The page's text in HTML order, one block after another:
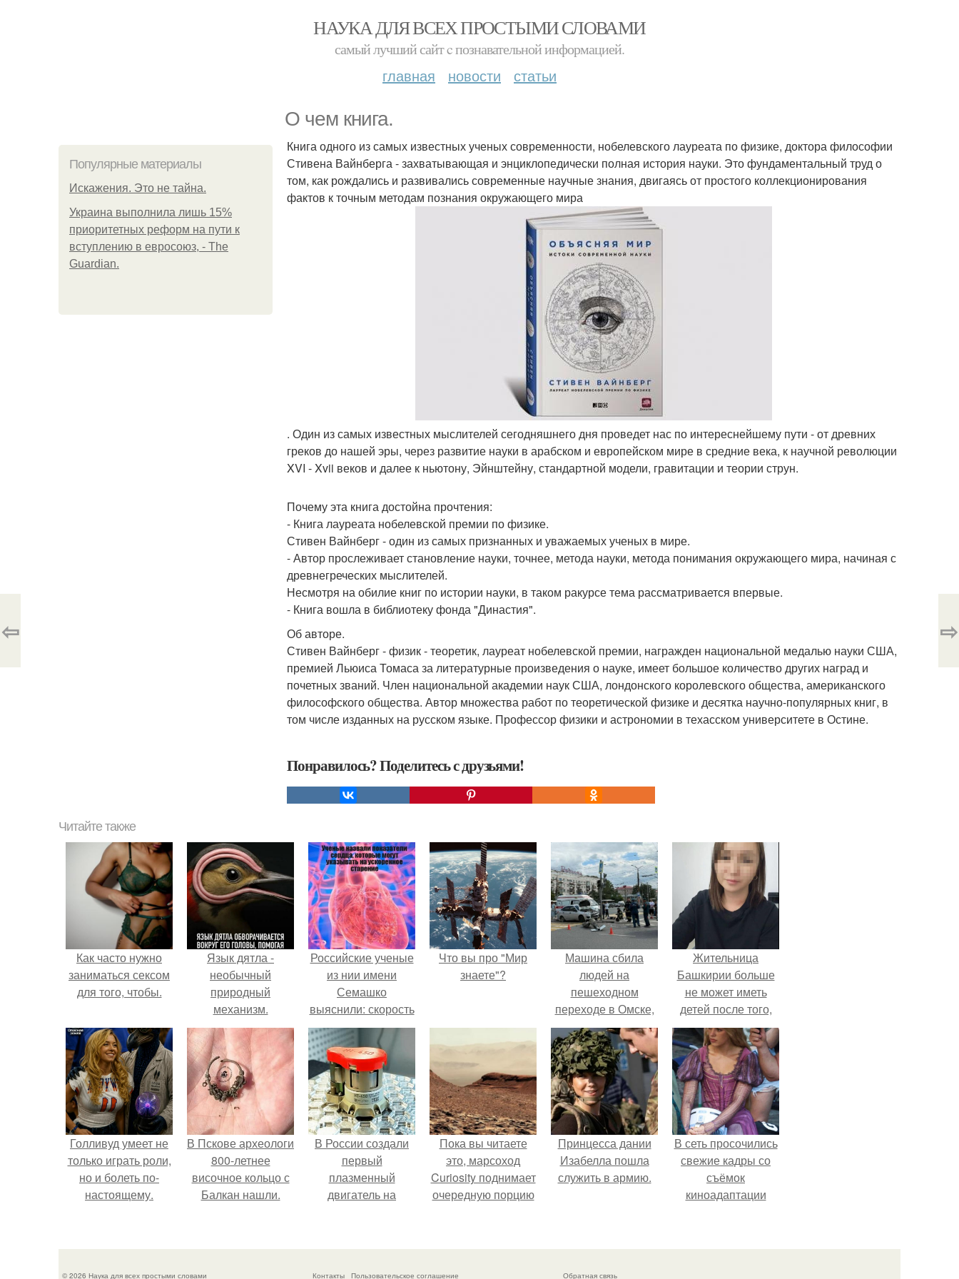
НАУКА ДЛЯ ВСЕХ ПРОСТЫМИ СЛОВАМИ
самый лучший сайт c познавательной информацией.
главная новости статьи
О чем книга.
Популярные материалы
Искажения. Это не тайна.
Украина выполнила лишь 15%
приоритетных реформ на пути к
вступлению в евросоюз, - The
Guardian.
Книга одного из самых известных ученых современности, нобелевского лауреата по физике, доктора философии
Стивена Вайнберга - захватывающая и энциклопедически полная история науки. Это фундаментальный труд о
том, как рождались и развивались современные научные знания, двигаясь от простого коллекционирования
фактов к точным методам познания окружающего мира
. Один из самых известных мыслителей сегодняшнего дня проведет нас по интереснейшему пути - от древних
греков до нашей эры, через развитие науки в арабском и европейском мире в средние века, к научной революции
XVI - Xvii веков и далее к ньютону, Эйнштейну, стандартной модели, гравитации и теории струн.
Почему эта книга достойна прочтения:
- Книга лауреата нобелевской премии по физике.
Стивен Вайнберг - один из самых признанных и уважаемых ученых в мире.
- Автор прослеживает становление науки, точнее, метода науки, метода понимания окружающего мира, начиная с
древнегреческих мыслителей.
Несмотря на обилие книг по истории науки, в таком ракурсе тема рассматривается впервые.
- Книга вошла в библиотеку фонда "Династия".
Об авторе.
Стивен Вайнберг - физик - теоретик, лауреат нобелевской премии, награжден национальной медалью науки США,
премией Льюиса Томаса за литературные произведения о науке, имеет большое количество других наград и
почетных званий. Член национальной академии наук США, лондонского королевского общества, американского
философского общества. Автор множества работ по теоретической физике и десятка научно-популярных книг, в
том числе изданных на русском языке. Профессор физики и астрономии в техасском университете в Остине.
Понравилось? Поделитесь с друзьями!
⇦ ⇨
Читайте также
Как часто нужно
заниматься сексом
для того, чтобы.
Язык дятла -
необычный
природный
механизм.
Российские ученые
из нии имени
Семашко
выяснили: скорость
старения напрямую
зависит от
состояния сосудов
и работы сердца.
Что вы про "Мир
знаете"?
Машина сбила
людей на
пешеходном
переходе в Омске,
пострадали 8
человек.
Жительница
Башкирии больше
не может иметь
детей после того,
как медики сделали
ей аборт на шестом
месяце
беременности и
оставили в матке
плаценту.
Голливуд умеет не
только играть роли,
но и болеть по-
настоящему.
В Пскове археологи
800-летнее
височное кольцо с
Балкан нашли.
В России создали
первый
плазменный
двигатель на
Пока вы читаете
это, марсоход
Curiosity поднимает
очередную порцию
Принцесса дании
Изабелла пошла
служить в армию.
В сеть просочились
свежие кадры со
съёмок
киноадаптации
моментально
© 2026 Наука для всех простыми словами Контакты Пользовательское соглашение Обратная связь